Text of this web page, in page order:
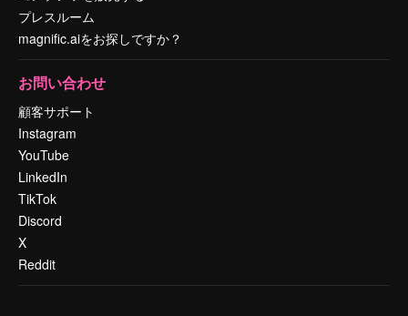
プレスルーム
magnific.aiをお探しですか？
お問い合わせ
顧客サポート
Instagram
YouTube
LinkedIn
TikTok
Discord
X
Reddit